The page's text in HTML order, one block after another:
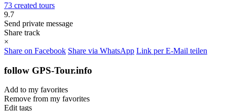
73 created tours
9.7
Send private message
Share track
×
Share on Facebook Share via WhatsApp Link per E-Mail teilen
follow GPS-Tour.info
Add to my favorites
Remove from my favorites
Edit tags